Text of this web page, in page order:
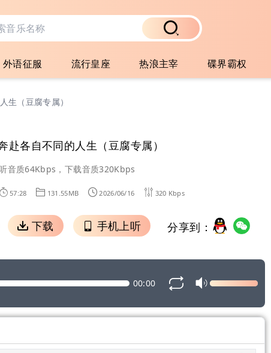
外语征服 流行皇座 热浪主宰 碟界霸权
生（豆腐专属）
赴各自不同的人生（豆腐专属）
音质64Kbps，下载音质320Kbps
57:28 131.55MB 2026/06/16 320 Kbps
下载 手机上听 分享到：
00:00